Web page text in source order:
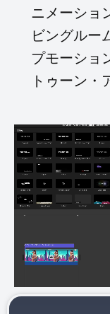
ニメーショ
ビングルー
プモーショ
トゥーン・